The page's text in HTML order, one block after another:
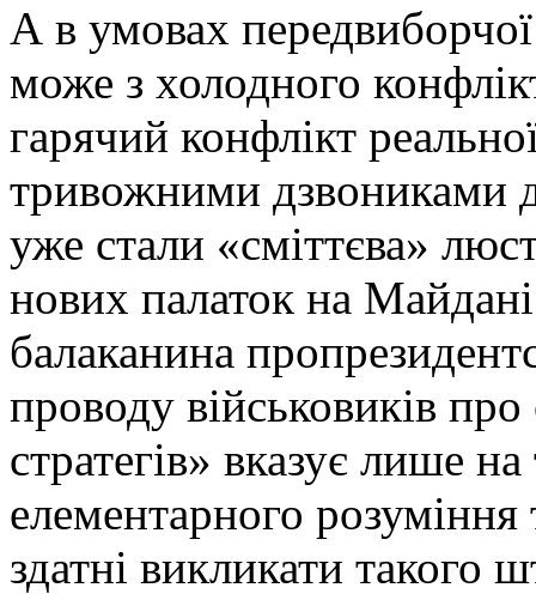
А в умовах
може з холодного
гарячий конфлікт
тривожними дзвониками
уже стали «сміттєва»
нових палаток на
балаканина
проводу військовиків
стратегів» вказує лише
елементарного розуміння
здатні викликати такого